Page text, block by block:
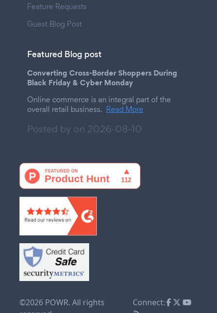
Feature Requests
Guest Blog Post
Featured Blog post
Converting Cross-Border Shoppers During
Black Friday & Cyber Monday
Online commerce is an integral part of the
overall retail business. Read More
Posted by on 2026-08-10
©2026 POWR. All rights
Connect: